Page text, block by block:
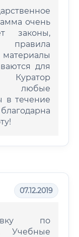
очень
законы,
для
Куратор
любые
в течение
07.12.2019
по
Учебные